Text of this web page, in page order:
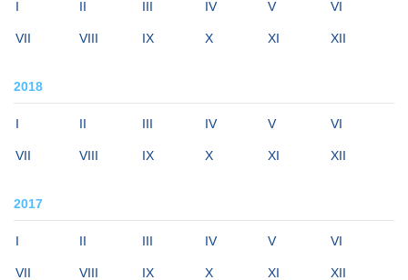
I II III IV V VI
VII VIII IX X XI XII
2018
I II III IV V VI
VII VIII IX X XI XII
2017
I II III IV V VI
VII VIII IX X XI XII